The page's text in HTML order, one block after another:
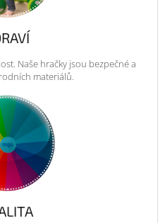
Naše hračky jsou bezpečné a
materiálů.